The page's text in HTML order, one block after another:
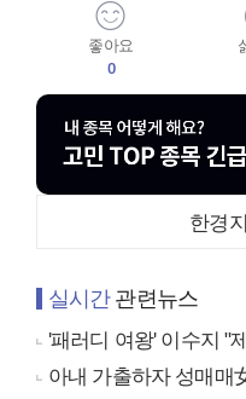
좋아요
0
한경
실시간관련뉴스
'패러디 여왕' 이수지 "
아내 가출하자 성매매